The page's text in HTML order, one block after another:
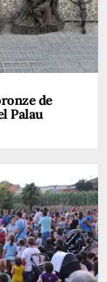
de
Palau